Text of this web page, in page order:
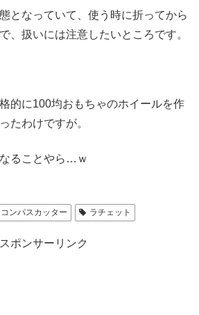
となっていて、使う時に折ってから
、扱いには注意したいところです。
的に100均おもちゃのホイールを作
たわけですが。
ることやら…ｗ
コンパスカッター ラチェット
スポンサーリンク